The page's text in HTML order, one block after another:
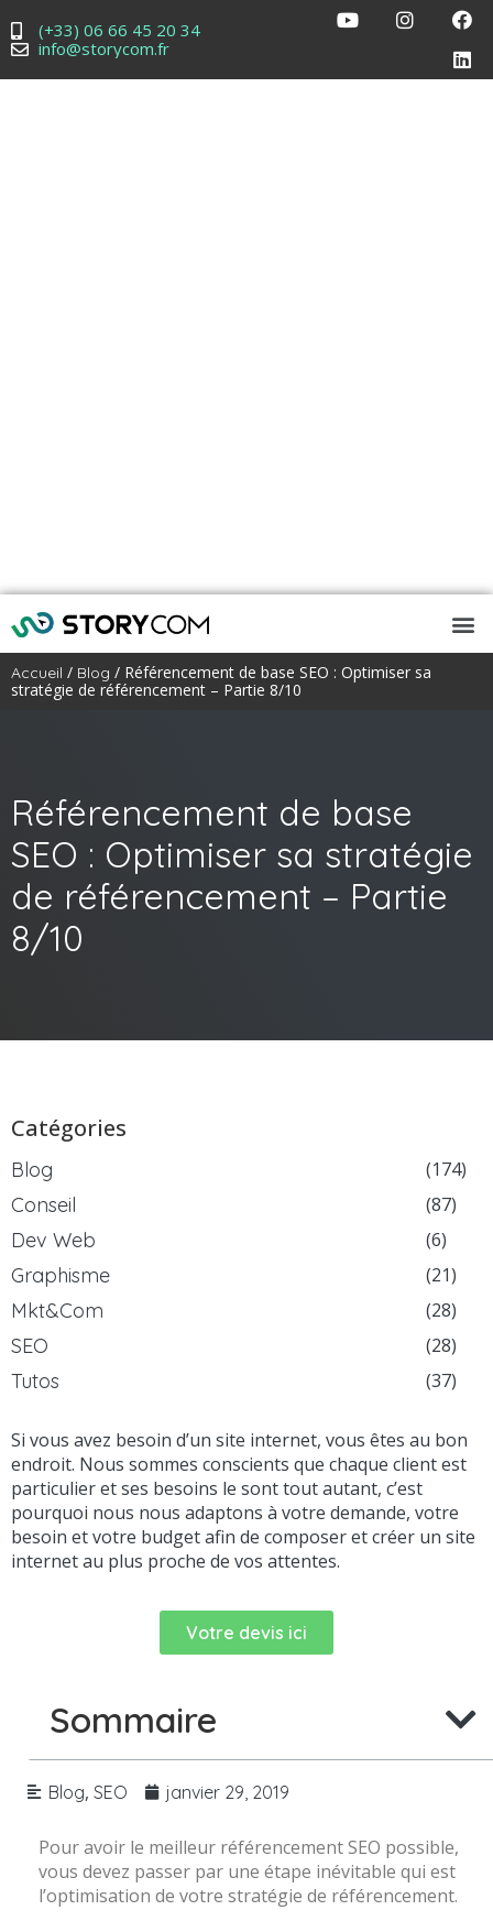
(+33) 06 66 45 20 34
info@storycom.fr
Accueil / Blog / Référencement de base SEO : Optimiser sa
stratégie de référencement – Partie 8/10
Référencement de base
SEO : Optimiser sa stratégie
de référencement – Partie
8/10
Catégories
Blog (174)
Conseil (87)
Dev Web (6)
Graphisme (21)
Mkt&Com (28)
SEO (28)
Tutos (37)
Si vous avez besoin d’un site internet, vous êtes au bon
endroit. Nous sommes conscients que chaque client est
particulier et ses besoins le sont tout autant, c’est
pourquoi nous nous adaptons à votre demande, votre
besoin et votre budget afin de composer et créer un site
internet au plus proche de vos attentes.
Votre devis ici
Sommaire
Blog, SEO janvier 29, 2019
Pour avoir le meilleur référencement SEO possible,
vous devez passer par une étape inévitable qui est
l’optimisation de votre stratégie de référencement.